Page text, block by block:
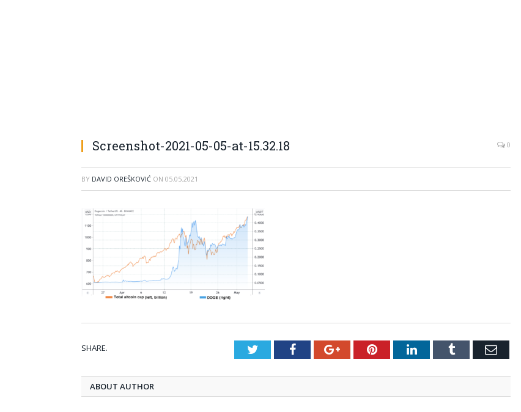
Screenshot-2021-05-05-at-15.32.18 0
BY DAVID OREŠKOVIĆ ON 05.05.2021
SHARE. TwitterFacebookGoogle+PinterestLinkedInTumblr Email
ABOUT AUTHOR